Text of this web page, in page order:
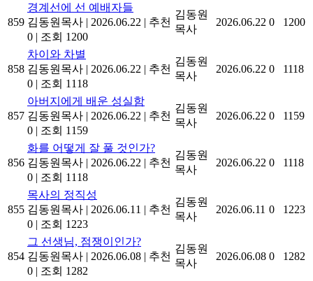
859
경계선에 선 예배자들
김동원목사 | 2026.06.22 | 추천
0 | 조회 1200
김동원
목사
2026.06.22 0 1200
858
차이와 차별
김동원목사 | 2026.06.22 | 추천
0 | 조회 1118
김동원
목사
2026.06.22 0 1118
857
아버지에게 배운 성실함
김동원목사 | 2026.06.22 | 추천
0 | 조회 1159
김동원
목사
2026.06.22 0 1159
856
화를 어떻게 잘 풀 것인가?
김동원목사 | 2026.06.22 | 추천
0 | 조회 1118
김동원
목사
2026.06.22 0 1118
855
목사의 정직성
김동원목사 | 2026.06.11 | 추천
0 | 조회 1223
김동원
목사
2026.06.11 0 1223
854
그 선생님, 점쟁이인가?
김동원목사 | 2026.06.08 | 추천
0 | 조회 1282
김동원
목사
2026.06.08 0 1282